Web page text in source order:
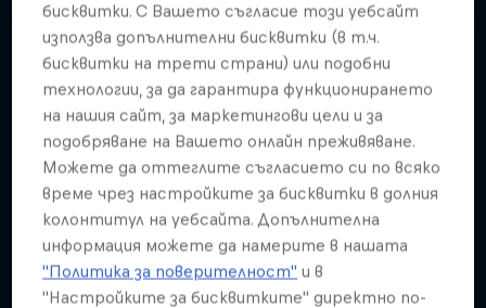
бисквитки. С Вашето съгласие този уебсайт
използва допълнителни бисквитки (в т.ч.
бисквитки на трети страни) или подобни
технологии, за да гарантира функционирането
на нашия сайт, за маркетингови цели и за
подобряване на Вашето онлайн преживяване.
Можете да оттеглите съгласието си по всяко
време чрез настройките за бисквитки в долния
колонтитул на уебсайта. Допълнителна
информация можете да намерите в нашата
"Политика за поверителност" и в
"Настройките за бисквитките" директно по-